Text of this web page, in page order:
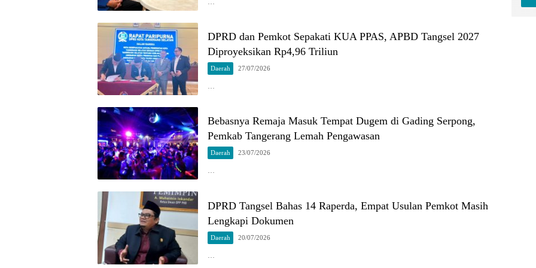
DPRD dan Pemkot Sepakati KUA PPAS, APBD Tangsel 2027
Diproyeksikan Rp4,96 Triliun
Daerah 27/07/2026
…
Bebasnya Remaja Masuk Tempat Dugem di Gading Serpong,
Pemkab Tangerang Lemah Pengawasan
Daerah 23/07/2026
…
DPRD Tangsel Bahas 14 Raperda, Empat Usulan Pemkot Masih
Lengkapi Dokumen
Daerah 20/07/2026